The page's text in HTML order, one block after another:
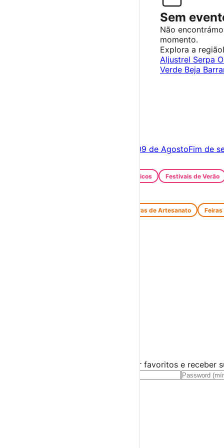
Sem
Não
momento.
Explora a região
Aljustrel Serpa
Verde Beja
09 de AgostoFim de
Festivais Gastronómicos Festivais de Verão
Feiras de Artesanato
Cria uma conta gratuita para guardar favoritos e receber